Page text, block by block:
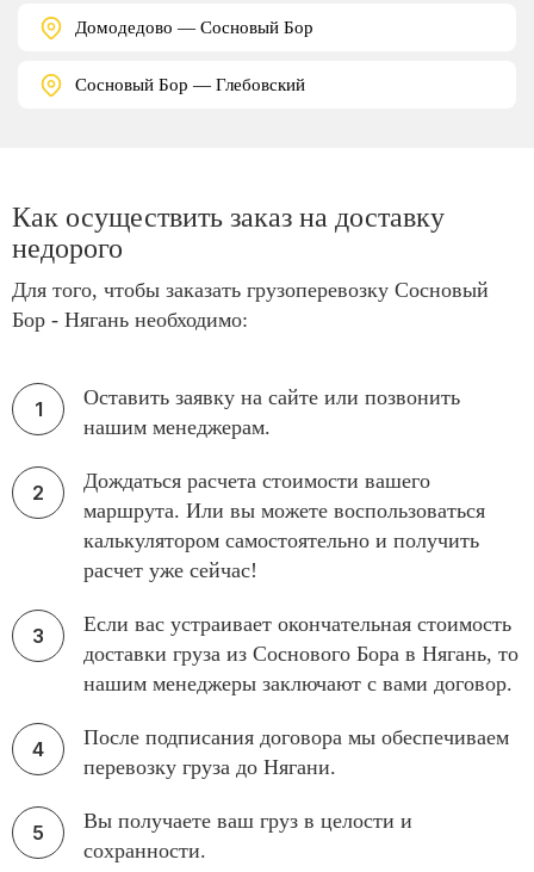
Домодедово — Сосновый Бор
Сосновый Бор — Глебовский
Как осуществить заказ на доставку
недорого
Для того, чтобы заказать грузоперевозку Сосновый
Бор - Нягань необходимо:
Оставить заявку на сайте или позвонить
нашим менеджерам.
Дождаться расчета стоимости вашего
маршрута. Или вы можете воспользоваться
калькулятором самостоятельно и получить
расчет уже сейчас!
Если вас устраивает окончательная стоимость
доставки груза из Соснового Бора в Нягань, то
нашим менеджеры заключают с вами договор.
После подписания договора мы обеспечиваем
перевозку груза до Нягани.
Вы получаете ваш груз в целости и
сохранности.